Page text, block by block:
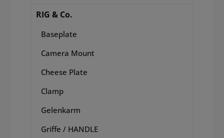
RIG & Co.
Baseplate
Camera Mount
Cheese Plate
Clamp
Gelenkarm
Griffe / HANDLE